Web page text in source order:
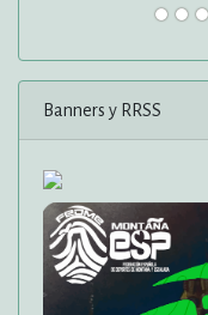
Banners y RRSS